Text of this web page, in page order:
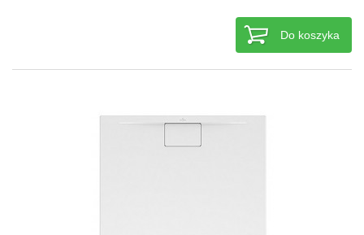
Do koszyka